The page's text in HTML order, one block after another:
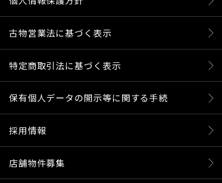
古物営業法に基づく表示
特定商取引法に基づく表示
保有個人データの開示等に関する手続
採用情報
店舗物件募集